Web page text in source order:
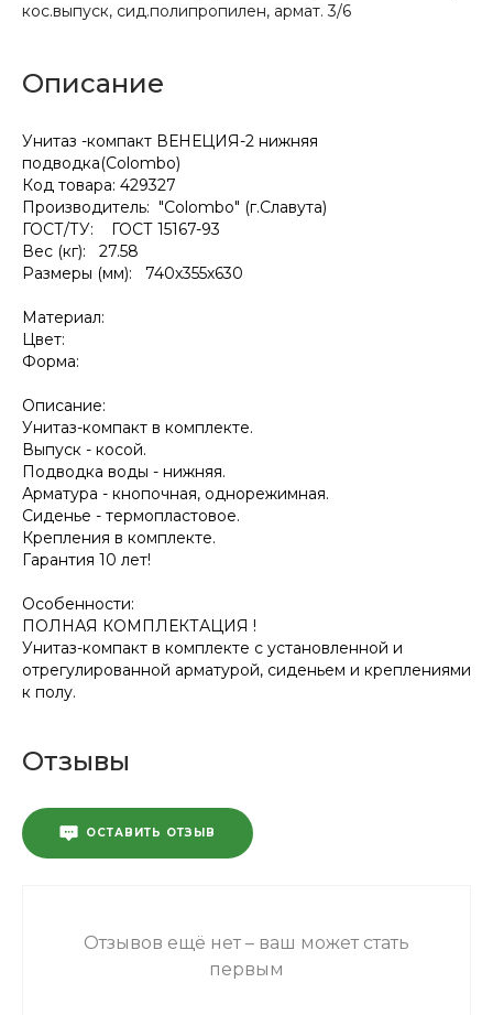
кос.выпуск, сид.полипропилен, армат. 3/6
Описание
Унитаз -компакт ВЕНЕЦИЯ-2 нижняя
подводка(Colombo)
Код товара: 429327
Производитель: "Colombo" (г.Славута)
ГОСТ/ТУ: ГОСТ 15167-93
Вес (кг): 27.58
Размеры (мм): 740х355х630
Материал:
Цвет:
Форма:
Описание:
Унитаз-компакт в комплекте.
Выпуск - косой.
Подводка воды - нижняя.
Арматура - кнопочная, однорежимная.
Сиденье - термопластовое.
Крепления в комплекте.
Гарантия 10 лет!
Особенности:
ПОЛНАЯ КОМПЛЕКТАЦИЯ !
Унитаз-компакт в комплекте с установленной и
отрегулированной арматурой, сиденьем и креплениями
к полу.
Отзывы
ОСТАВИТЬ ОТЗЫВ
Отзывов ещё нет – ваш может стать
первым